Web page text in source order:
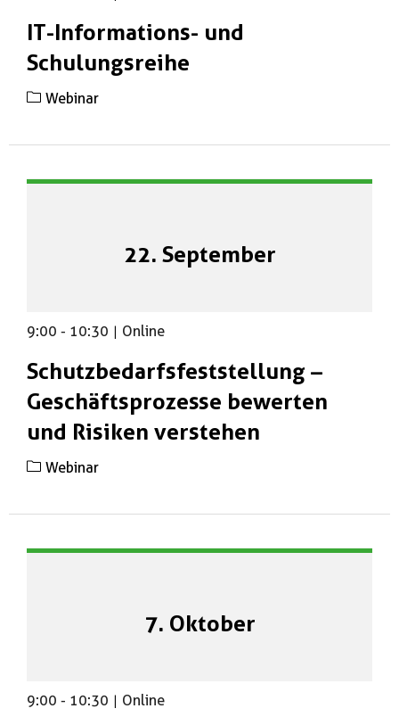
IT-Informations- und
Schulungsreihe
Webinar
22. September
9:00 - 10:30 | Online
Schutzbedarfsfeststellung –
Geschäftsprozesse bewerten
und Risiken verstehen
Webinar
7. Oktober
9:00 - 10:30 | Online